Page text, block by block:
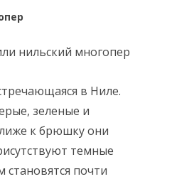
в Ниле.
зеленые и
к брюшку они
темные
становятся почти